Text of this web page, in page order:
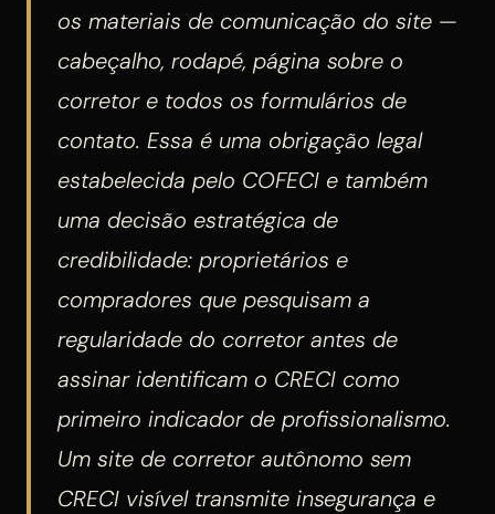
os materiais de comunicação do site —
cabeçalho, rodapé, página sobre o
corretor e todos os formulários de
contato. Essa é uma obrigação legal
estabelecida pelo COFECI e também
uma decisão estratégica de
credibilidade: proprietários e
compradores que pesquisam a
regularidade do corretor antes de
assinar identificam o CRECI como
primeiro indicador de profissionalismo.
Um site de corretor autônomo sem
CRECI visível transmite insegurança e